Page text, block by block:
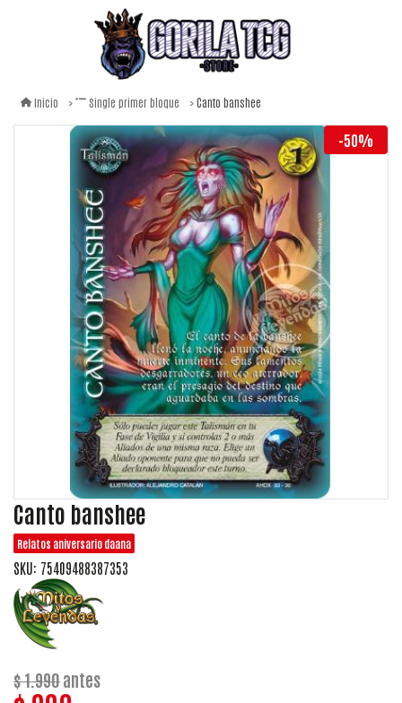
Inicio Single primer bloque Canto banshee
-50%
Canto banshee
Relatos aniversario daana
SKU: 75409488387353
$ 1.990antes